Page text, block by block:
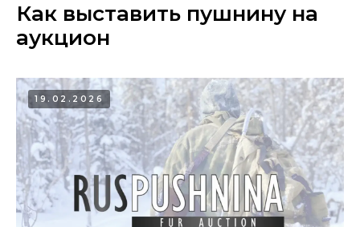
Как выставить пушнину на
аукцион
19.02.2026